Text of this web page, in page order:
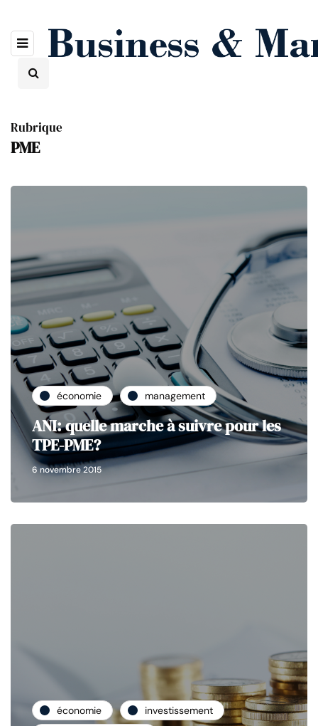
Rubrique
PME
économie management
ANI: quelle marche à suivre pour les
TPE-PME?
6 novembre 2015
économie
investissement